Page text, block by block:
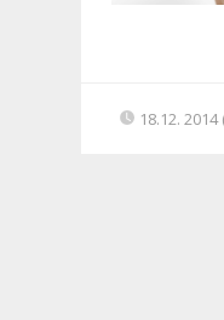
18.12.